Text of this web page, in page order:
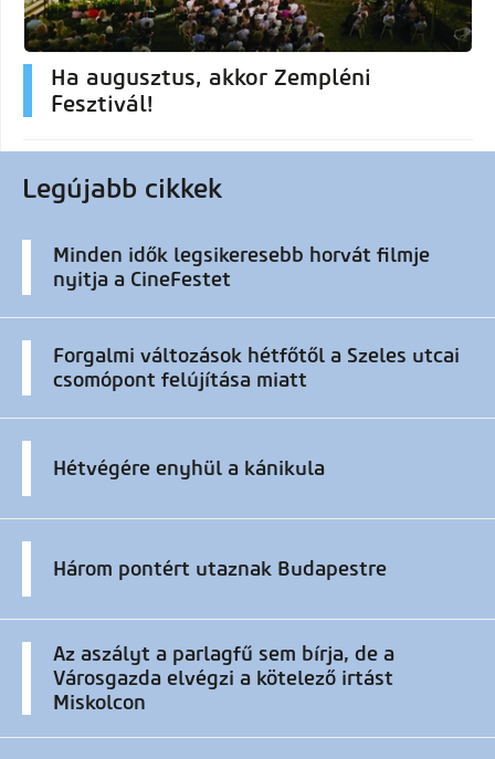
Ha augusztus, akkor Zempléni
Fesztivál!
Legújabb cikkek
Minden idők legsikeresebb horvát filmje
nyitja a CineFestet
Forgalmi változások hétfőtől a Szeles utcai
csomópont felújítása miatt
Hétvégére enyhül a kánikula
Három pontért utaznak Budapestre
Az aszályt a parlagfű sem bírja, de a
Városgazda elvégzi a kötelező irtást
Miskolcon